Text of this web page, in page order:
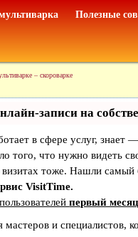
Полезные
– скороварке
записи на
в сфере услуг, знает
того, что нужно видеть
визитах тоже. Нашли
VisitTime.
первый
мастеров и специалистов,